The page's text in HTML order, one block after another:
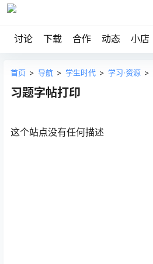
讨论 下载 合作 动态 小店
首页 > 导航 > 学生时代 > 学习·资源 >
习题字帖打印
这个站点没有任何描述